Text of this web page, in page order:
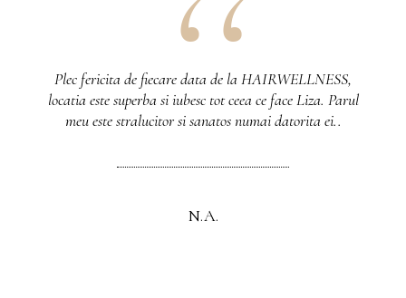
Plec fericita de fiecare data de la HAIRWELLNESS,
locatia este superba si iubesc tot ceea ce face Liza. Parul
meu este stralucitor si sanatos numai datorita ei..
N.A.